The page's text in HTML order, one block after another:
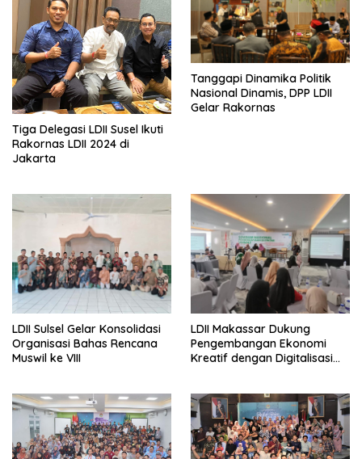
Tiga Delegasi LDII Susel Ikuti
Rakornas LDII 2024 di
Jakarta
Tanggapi Dinamika Politik
Nasional Dinamis, DPP LDII
Gelar Rakornas
LDII Sulsel Gelar Konsolidasi
Organisasi Bahas Rencana
Muswil ke VIII
LDII Makassar Dukung
Pengembangan Ekonomi
Kreatif dengan Digitalisasi